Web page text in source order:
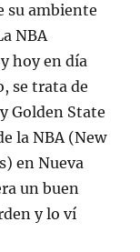
su ambiente
NBA
hoy en día
se trata de
Golden State
la NBA (New
en Nueva
un buen
y lo ví